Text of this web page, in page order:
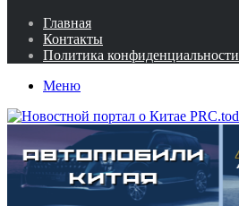
Главная
Контакты
Политика конфиденциальности
Меню